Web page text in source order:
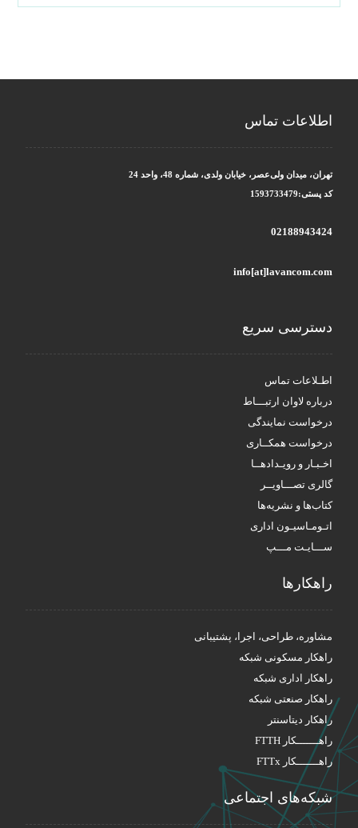
اطلاعات تماس
تهران، میدان ولی‌عصر، خیابان ولدی، شماره 48، واحد 24
کد پستی:1593733479
02188943424
info[at]lavancom.com
دسترسی سریع
اطـلاعات تماس
درباره لاوان ارتبـــاط
درخواست نمایندگی
درخواست همکــاری
اخـبـار و رویـدادهــا
گالری تصـــاویــر
کتاب‌ها و نشریه‌ها
اتـومـاسیـون اداری
ســـایـت مـــپ
راهکار‌ها
مشاوره، طراحی، اجرا، پشتیبانی
راهکار مسکونی شبکه
راهکار اداری شبکه
راهکار صنعتی شبکه
راهکار دیتاسنتر
راهـــــــکار FTTH
راهـــــــکار FTTx
شبکه‌های اجتماعی